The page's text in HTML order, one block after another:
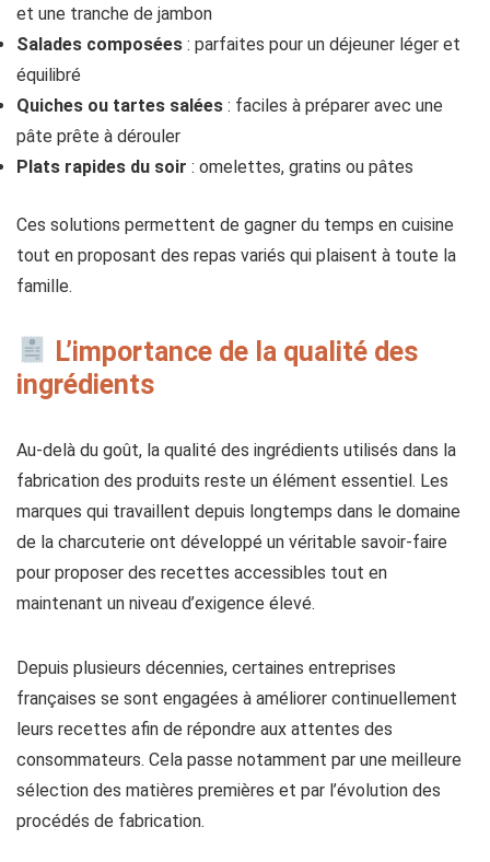
et une tranche de jambon
Salades composées : parfaites pour un déjeuner léger et
équilibré
Quiches ou tartes salées : faciles à préparer avec une
pâte prête à dérouler
Plats rapides du soir : omelettes, gratins ou pâtes
Ces solutions permettent de gagner du temps en cuisine
tout en proposant des repas variés qui plaisent à toute la
famille.
L’importance de la qualité des
ingrédients
Au-delà du goût, la qualité des ingrédients utilisés dans la
fabrication des produits reste un élément essentiel. Les
marques qui travaillent depuis longtemps dans le domaine
de la charcuterie ont développé un véritable savoir-faire
pour proposer des recettes accessibles tout en
maintenant un niveau d’exigence élevé.
Depuis plusieurs décennies, certaines entreprises
françaises se sont engagées à améliorer continuellement
leurs recettes afin de répondre aux attentes des
consommateurs. Cela passe notamment par une meilleure
sélection des matières premières et par l’évolution des
procédés de fabrication.